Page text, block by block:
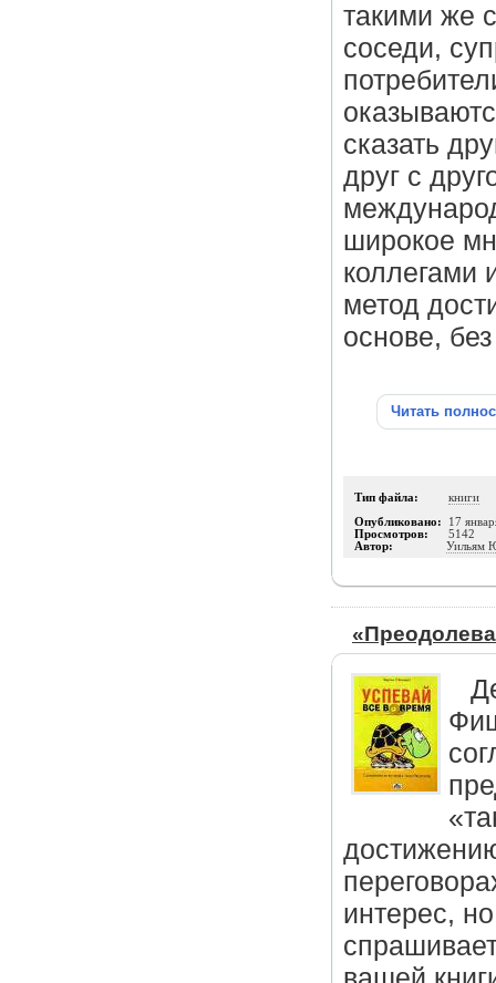
такими же
соседи,
сказать
друг с
широкое
коллегами
метод
основе,
Читать
Тип файла: книги
Опубликовано: 17
Просмотров: 5142
Автор: Уильям
интерес,